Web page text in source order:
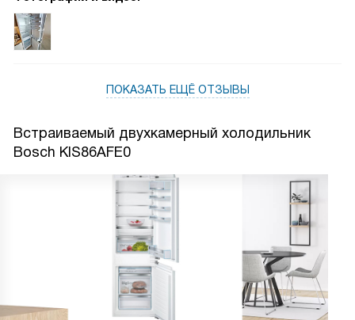
тратить время на вечное перепихивание пакетов.
Управление простое, кнопки понятные, индикация и
Очень запомнился случай с подготовкой к семейному
свежим до конца вечера. Ещё одна история — недельная
поездка: включила режим «Отпуск», вернулась — ничего не
испортилось, не пришлось выбрасывать продукты. Это
реально экономит нервы и деньги! Уборка занимает
минимум времени: внутренние поверхности легко
протираются, а LowFrost заметно уменьшает наледь,
поэтому размораживать приходится реже. Нравится
светодиодная подсветка — продукты видно хорошо,
даже в глубине полок. Возможность перенавесить дверь
и жесткое крепление позволили аккуратно вписать
ПОКАЗАТЬ ЕЩЁ ОТЗЫВЫ
Встраиваемый двухкамерный холодильник
Bosch KIS86AFE0